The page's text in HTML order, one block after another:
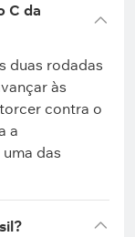
C da
duas rodadas
às
contra o
a
das